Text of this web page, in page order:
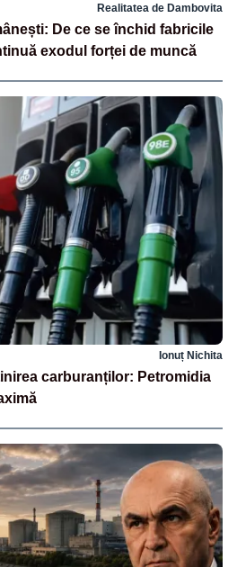
Realitatea de Dambovita
De ce se închid fabricile
exodul forței de muncă
Ionuț Nichita
carburanților: Petromidia